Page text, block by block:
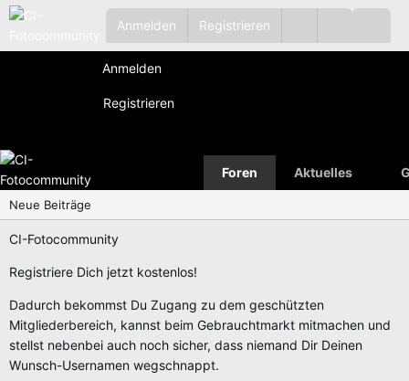
Anmelden Registrieren
Anmelden
Registrieren
Foren Aktuelles
Neue Beiträge
CI-Fotocommunity
Registriere Dich jetzt kostenlos!
Dadurch bekommst Du Zugang zu dem geschützten
Mitgliederbereich, kannst beim Gebrauchtmarkt mitmachen und
stellst nebenbei auch noch sicher, dass niemand Dir Deinen
Wunsch-Usernamen wegschnappt.